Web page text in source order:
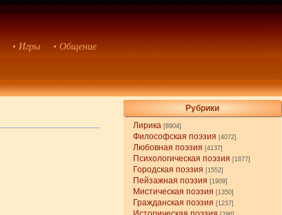
• Игры • Общение
Рубрики
Лирика [8904]
Философская поэзия [4072]
Любовная поэзия [4137]
Психологическая поэзия [1877]
Городская поэзия [1552]
Пейзажная поэзия [1909]
Мистическая поэзия [1350]
Гражданская поэзия [1237]